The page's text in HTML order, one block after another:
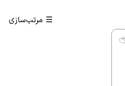
☰ مرتب‌سازی